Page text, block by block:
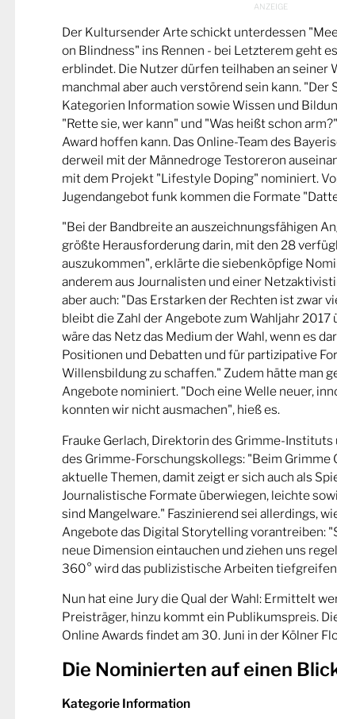
Der Kultursender Arte schickt unterdessen
on Blindness" ins Rennen - bei Letzterem geht
erblindet. Die Nutzer dürfen teilhaben an seiner
manchmal aber auch verstörend sein kann. "Der
Kategorien Information sowie Wissen und
"Rette sie, wer kann" und "Was heißt schon
Award hoffen kann. Das Online-Team des
derweil mit der Männedroge Testoreron
mit dem Projekt "Lifestyle Doping" nominiert.
Jugendangebot funk kommen die Formate
"Bei der Bandbreite an auszeichnungsfähigen
größte Herausforderung darin, mit den 28
auszukommen", erklärte die siebenköpfige
anderem aus Journalisten und einer
aber auch: "Das Erstarken der Rechten ist zwar
bleibt die Zahl der Angebote zum Wahljahr 2017
wäre das Netz das Medium der Wahl, wenn es
Positionen und Debatten und für partizipative
Willensbildung zu schaffen." Zudem hätte man
Angebote nominiert. "Doch eine Welle neuer,
konnten wir nicht ausmachen", hieß es.
Frauke Gerlach, Direktorin des Grimme-
des Grimme-Forschungskollegs: "Beim Grimme
aktuelle Themen, damit zeigt er sich auch als
Journalistische Formate überwiegen, leichte
sind Mangelware." Faszinierend sei allerdings,
Angebote das Digital Storytelling vorantreiben:
neue Dimension eintauchen und ziehen uns
360° wird das publizistische Arbeiten
Nun hat eine Jury die Qual der Wahl: Ermittelt
Preisträger, hinzu kommt ein Publikumspreis.
Online Awards findet am 30. Juni in der Kölner
Die Nominierten auf einen
Kategorie Information